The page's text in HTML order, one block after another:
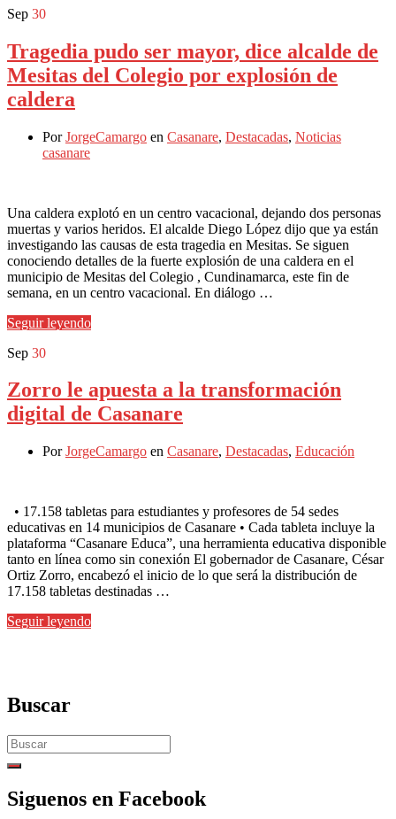
Sep 30
Tragedia pudo ser mayor, dice alcalde de
Mesitas del Colegio por explosión de
caldera
PorJorgeCamargo en Casanare, Destacadas, Noticias
casanare
Una caldera explotó en un centro vacacional, dejando dos personas
muertas y varios heridos. El alcalde Diego López dijo que ya están
investigando las causas de esta tragedia en Mesitas. Se siguen
conociendo detalles de la fuerte explosión de una caldera en el
municipio de Mesitas del Colegio , Cundinamarca, este fin de
semana, en un centro vacacional. En diálogo …
Seguir leyendo
Sep 30
Zorro le apuesta a la transformación
digital de Casanare
PorJorgeCamargo en Casanare, Destacadas, Educación
• 17.158 tabletas para estudiantes y profesores de 54 sedes
educativas en 14 municipios de Casanare • Cada tableta incluye la
plataforma “Casanare Educa”, una herramienta educativa disponible
tanto en línea como sin conexión El gobernador de Casanare, César
Ortiz Zorro, encabezó el inicio de lo que será la distribución de
17.158 tabletas destinadas …
Seguir leyendo
Buscar
Search
for:
Siguenos en Facebook